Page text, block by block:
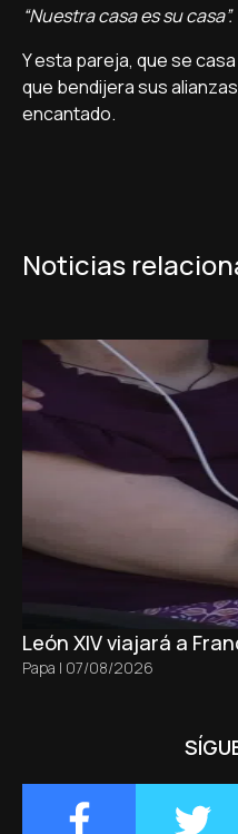
“Nuestra casa es su casa”.
Y esta pareja, que se
que bendijera sus
encantado.
Noticias
León XIV viajará a
Papa | 07/08/2026